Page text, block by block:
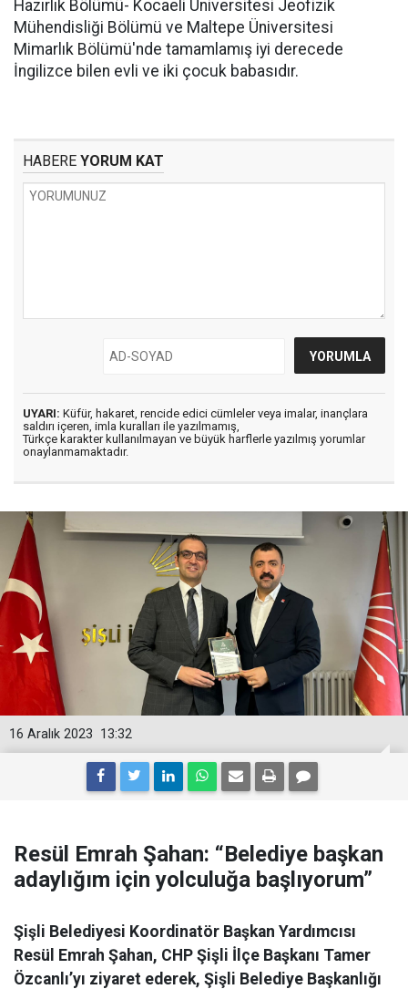
Hazırlık Bölümü- Kocaeli Üniversitesi Jeofizik
Mühendisliği Bölümü ve Maltepe Üniversitesi
Mimarlık Bölümü'nde tamamlamış iyi derecede
İngilizce bilen evli ve iki çocuk babasıdır.
HABERE YORUM KAT
UYARI: Küfür, hakaret, rencide edici cümleler veya imalar, inançlara
saldırı içeren, imla kuralları ile yazılmamış,
Türkçe karakter kullanılmayan ve büyük harflerle yazılmış yorumlar
onaylanmamaktadır.
13:32
16 Aralık 2023
Resül Emrah Şahan: “Belediye başkan
adaylığım için yolculuğa başlıyorum”
Şişli Belediyesi Koordinatör Başkan Yardımcısı
Resül Emrah Şahan, CHP Şişli İlçe Başkanı Tamer
Özcanlı’yı ziyaret ederek, Şişli Belediye Başkanlığı